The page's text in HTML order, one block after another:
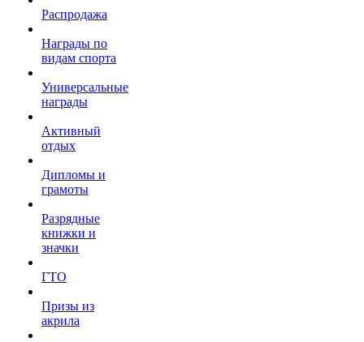
Распродажа
Награды по
видам спорта
Универсальные
награды
Активный
отдых
Дипломы и
грамоты
Разрядные
книжки и
значки
ГТО
Призы из
акрила